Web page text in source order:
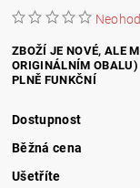
ZBOŽÍ JE NOVÉ, ALE
ORIGINÁLNÍM OBALU)
PLNĚ FUNKČNÍ
Dostupnost
Běžná cena
Ušetříte